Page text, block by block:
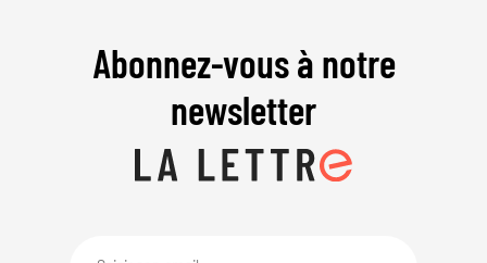
Abonnez-vous à notre
newsletter